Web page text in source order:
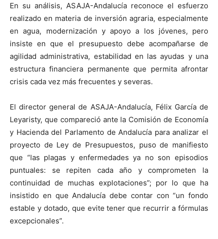
En su análisis, ASAJA-Andalucía reconoce el esfuerzo
realizado en materia de inversión agraria, especialmente
en agua, modernización y apoyo a los jóvenes, pero
insiste en que el presupuesto debe acompañarse de
agilidad administrativa, estabilidad en las ayudas y una
estructura financiera permanente que permita afrontar
crisis cada vez más frecuentes y severas.
El director general de ASAJA-Andalucía, Félix García de
Leyaristy, que compareció ante la Comisión de Economía
y Hacienda del Parlamento de Andalucía para analizar el
proyecto de Ley de Presupuestos, puso de manifiesto
que “las plagas y enfermedades ya no son episodios
puntuales: se repiten cada año y comprometen la
continuidad de muchas explotaciones”; por lo que ha
insistido en que Andalucía debe contar con “un fondo
estable y dotado, que evite tener que recurrir a fórmulas
excepcionales”.